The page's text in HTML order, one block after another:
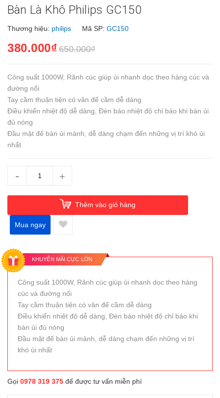
Bàn Là Khô Philips GC150
Thương hiệu: philips Mã SP: GC150
380.000₫ 650.000₫
Công suất 1000W, Rãnh cúc giúp ủi nhanh dọc theo hàng cúc và
đường nổi
Tay cầm thuận tiện có vân để cầm dễ dàng
Điều khiển nhiệt độ dễ dàng, Đèn báo nhiệt độ chỉ báo khi bàn ủi
đủ nóng
Đầu mặt đế bàn ủi mảnh, dễ dàng chạm đến những vị trí khó ủi
nhất
- +
Thêm vào giỏ hàng
Mua ngay
KHUYẾN MÃI CỰC LỚN
Công suất 1000W, Rãnh cúc giúp ủi nhanh dọc theo hàng
cúc và đường nổi
Tay cầm thuận tiện có vân để cầm dễ dàng
Điều khiển nhiệt độ dễ dàng, Đèn báo nhiệt độ chỉ báo khi
bàn ủi đủ nóng
Đầu mặt đế bàn ủi mảnh, dễ dàng chạm đến những vị trí
khó ủi nhất
Gọi 0978 319 375 để được tư vấn miễn phí